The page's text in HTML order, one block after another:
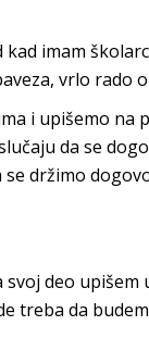
imam
vrlo rado
i upišemo
da se
držimo
deo
treba da